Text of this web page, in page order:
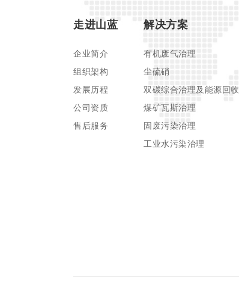
走进山蓝
企业简介
组织架构
发展历程
公司资质
售后服务
解决方案
有机废气治理
尘硫硝
双碳综合治理及能源回收
煤矿瓦斯治理
固废污染治理
工业水污染治理